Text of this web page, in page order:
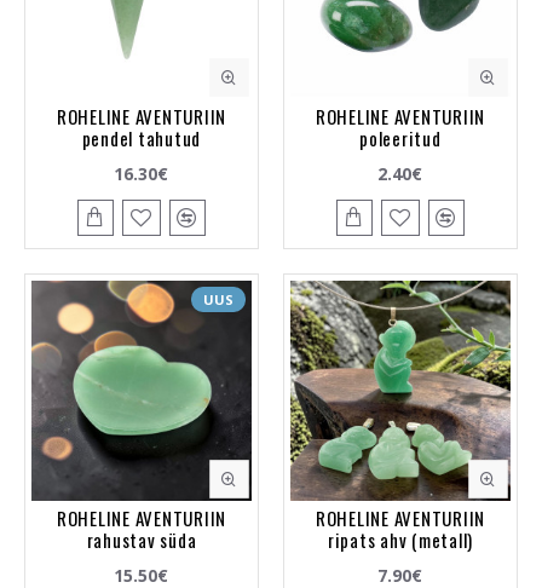
ROHELINE AVENTURIIN
pendel tahutud
16.30€
ROHELINE AVENTURIIN
poleeritud
2.40€
UUS
ROHELINE AVENTURIIN
rahustav süda
15.50€
ROHELINE AVENTURIIN
ripats ahv (metall)
7.90€